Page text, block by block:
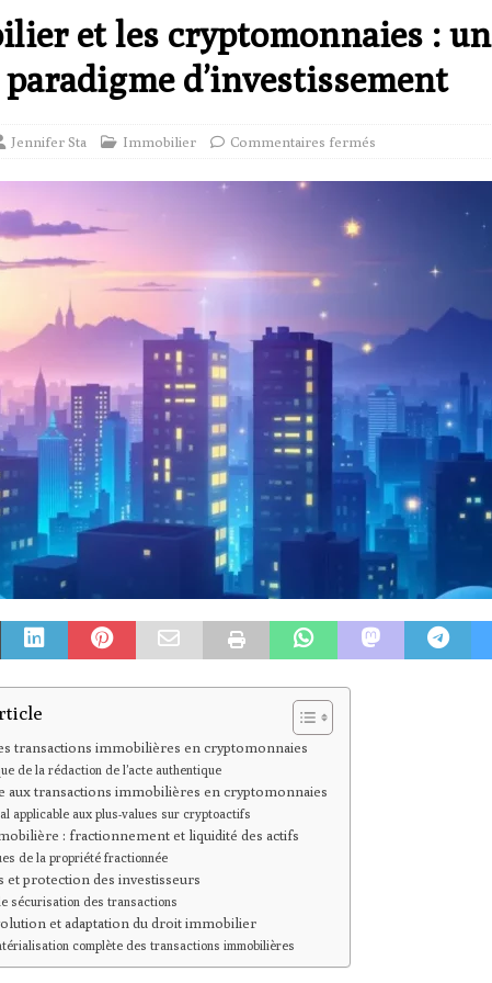
et les cryptomonnaies : un
d’investissement
Jennifer Sta Immobilier Commentaires fermés
transactions immobilières en cryptomonnaies
de la rédaction de l’acte authentique
aux transactions immobilières en cryptomonnaies
applicable aux plus-values sur cryptoactifs
: fractionnement et liquidité des actifs
de la propriété fractionnée
et protection des investisseurs
sécurisation des transactions
et adaptation du droit immobilier
complète des transactions immobilières